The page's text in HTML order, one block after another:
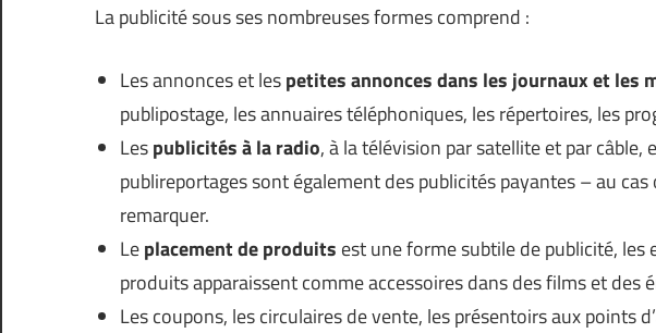
La publicité sous ses nombreuses formes comprend :
Les annonces et lespetites annonces dans les journaux et les
publipostage, les annuaires téléphoniques, les répertoires, les
Lespublicités à la radio, à la télévision par satellite et par câble,
publireportages sont également des publicités payantes – au
remarquer.
Leplacement de produits est une forme subtile de publicité,
produits apparaissent comme accessoires dans des films et des
Les coupons, les circulaires de vente, les présentoirs aux points